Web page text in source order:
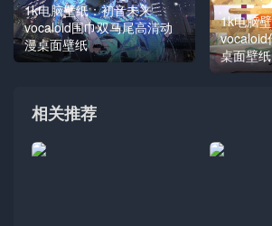
1k电脑壁纸：初音未来
vocaloid围巾双马尾高清动
漫桌面壁纸
1k电脑
vocaloid
桌面壁纸
相关推荐